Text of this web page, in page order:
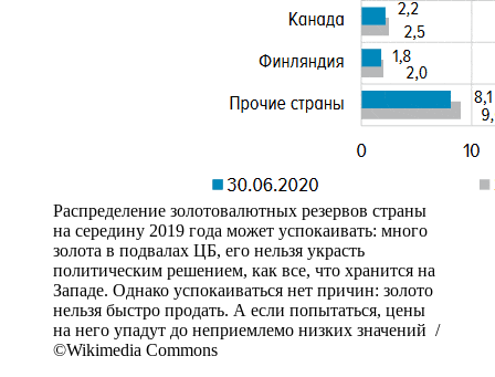
Распределение золотовалютных резервов страны
на середину 2019 года может успокаивать: много
золота в подвалах ЦБ, его нельзя украсть
политическим решением, как все, что хранится на
Западе. Однако успокаиваться нет причин: золото
нельзя быстро продать. А если попытаться, цены
на него упадут до неприемлемо низких значений /
©Wikimedia Commons